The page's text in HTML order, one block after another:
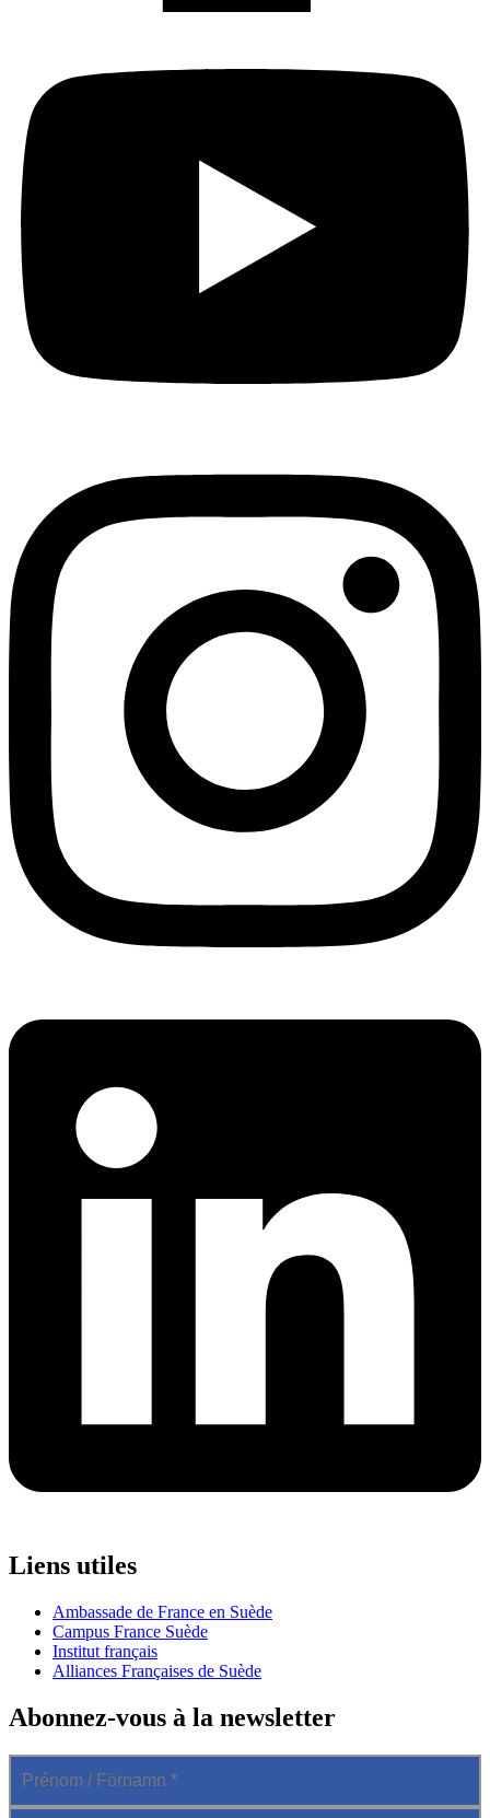
Liens utiles
Ambassade de France en Suède
Campus France Suède
Institut français
Alliances Françaises de Suède
Abonnez-vous à la newsletter